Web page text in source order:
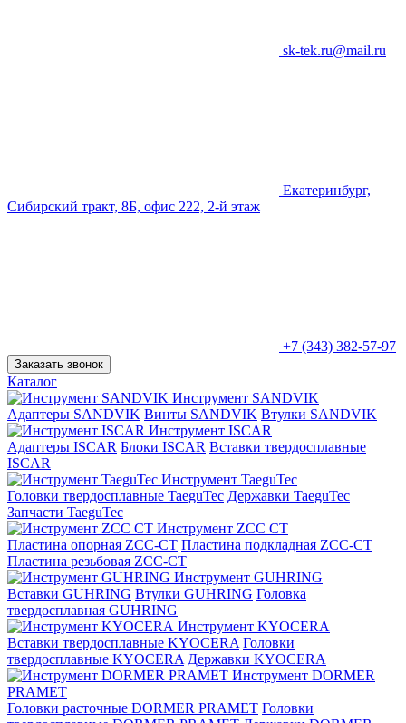
sk-tek.ru@mail.ru
Екатеринбург,
Сибирский тракт, 8Б, офис 222, 2-й этаж
+7 (343) 382-57-97
Заказать звонок
Каталог
Инструмент SANDVIK
Адаптеры SANDVIK Винты SANDVIK Втулки SANDVIK
Инструмент ISCAR
Адаптеры ISCAR Блоки ISCAR Вставки твердосплавные
ISCAR
Инструмент TaeguTec
Головки твердосплавные TaeguTec Державки TaeguTec
Запчасти TaeguTec
Инструмент ZCС CT
Пластина опорная ZCC-CT Пластина подкладная ZCC-CT
Пластина резьбовая ZCC-CT
Инструмент GUHRING
Вставки GUHRING Втулки GUHRING Головка
твердосплавная GUHRING
Инструмент KYOCERA
Вставки твердосплавные KYOCERA Головки
твердосплавные KYOCERA Державки KYOCERA
Инструмент DORMER
PRAMET
Головки расточные DORMER PRAMET Головки